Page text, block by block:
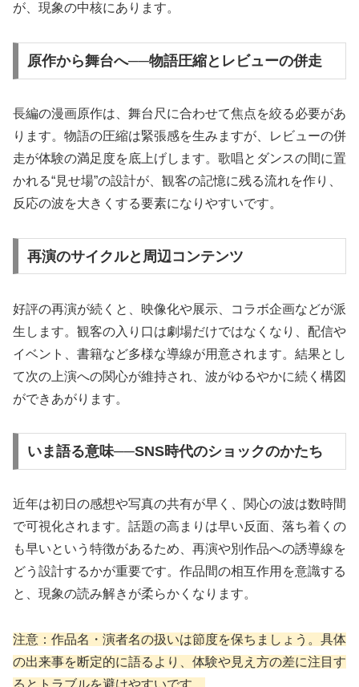
が、現象の中核にあります。
原作から舞台へ──物語圧縮とレビューの併走
長編の漫画原作は、舞台尺に合わせて焦点を絞る必要があ
ります。物語の圧縮は緊張感を生みますが、レビューの併
走が体験の満足度を底上げします。歌唱とダンスの間に置
かれる“見せ場”の設計が、観客の記憶に残る流れを作り、
反応の波を大きくする要素になりやすいです。
再演のサイクルと周辺コンテンツ
好評の再演が続くと、映像化や展示、コラボ企画などが派
生します。観客の入り口は劇場だけではなくなり、配信や
イベント、書籍など多様な導線が用意されます。結果とし
て次の上演への関心が維持され、波がゆるやかに続く構図
ができあがります。
いま語る意味──SNS時代のショックのかたち
近年は初日の感想や写真の共有が早く、関心の波は数時間
で可視化されます。話題の高まりは早い反面、落ち着くの
も早いという特徴があるため、再演や別作品への誘導線を
どう設計するかが重要です。作品間の相互作用を意識する
と、現象の読み解きが柔らかくなります。
注意：作品名・演者名の扱いは節度を保ちましょう。具体
の出来事を断定的に語るより、体験や見え方の差に注目す
るとトラブルを避けやすいです。